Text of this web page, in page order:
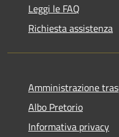
Leggi le FAQ
Richiesta assistenza
Amministrazione
Albo Pretorio
Informativa privacy